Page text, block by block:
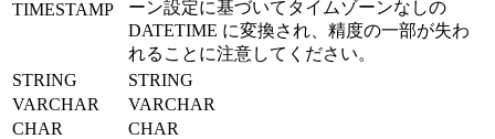
TIMESTAMP
ーン設定に基づいてタイムゾーンなしの
DATETIME に変換され、精度の一部が失わ
れることに注意してください。
STRING
STRING
VARCHAR
VARCHAR
CHAR
CHAR